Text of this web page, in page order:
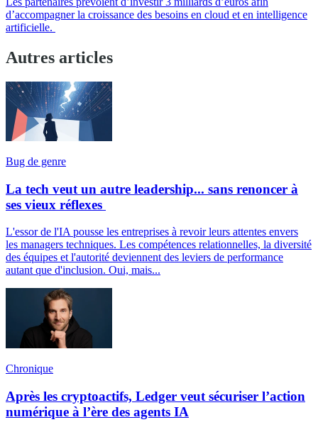
d’accompagner la croissance des besoins en cloud et en intelligence
artificielle.
Autres articles
Bug de genre
La tech veut un autre leadership... sans renoncer à
ses vieux réflexes
L'essor de l'IA pousse les entreprises à revoir leurs attentes envers
les managers techniques. Les compétences relationnelles, la diversité
des équipes et l'autorité deviennent des leviers de performance
autant que d'inclusion. Oui, mais...
Chronique
Après les cryptoactifs, Ledger veut sécuriser l’action
numérique à l’ère des agents IA